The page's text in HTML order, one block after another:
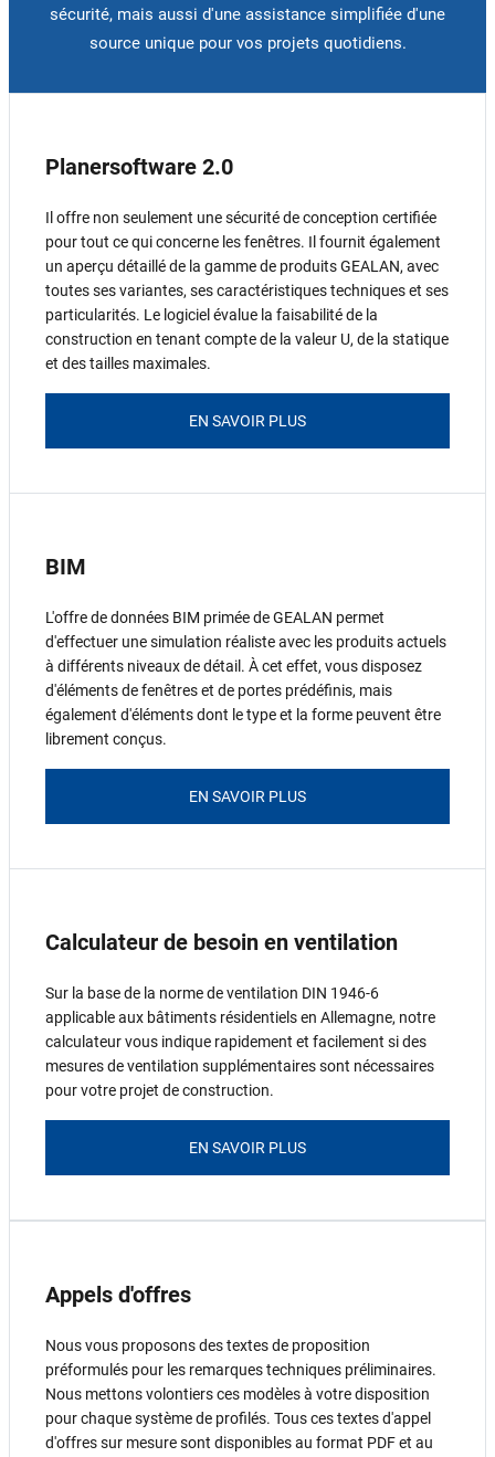
sécurité, mais aussi d'une assistance simplifiée d'une
source unique pour vos projets quotidiens.
Planersoftware 2.0
Il offre non seulement une sécurité de conception certifiée
pour tout ce qui concerne les fenêtres. Il fournit également
un aperçu détaillé de la gamme de produits GEALAN, avec
toutes ses variantes, ses caractéristiques techniques et ses
particularités. Le logiciel évalue la faisabilité de la
construction en tenant compte de la valeur U, de la statique
et des tailles maximales.
EN SAVOIR PLUS
BIM
L'offre de données BIM primée de GEALAN permet
d'effectuer une simulation réaliste avec les produits actuels
à différents niveaux de détail. À cet effet, vous disposez
d'éléments de fenêtres et de portes prédéfinis, mais
également d'éléments dont le type et la forme peuvent être
librement conçus.
EN SAVOIR PLUS
Calculateur de besoin en ventilation
Sur la base de la norme de ventilation DIN 1946-6
applicable aux bâtiments résidentiels en Allemagne, notre
calculateur vous indique rapidement et facilement si des
mesures de ventilation supplémentaires sont nécessaires
pour votre projet de construction.
EN SAVOIR PLUS
Appels d'offres
Nous vous proposons des textes de proposition
préformulés pour les remarques techniques préliminaires.
Nous mettons volontiers ces modèles à votre disposition
pour chaque système de profilés. Tous ces textes d'appel
d'offres sur mesure sont disponibles au format PDF et au